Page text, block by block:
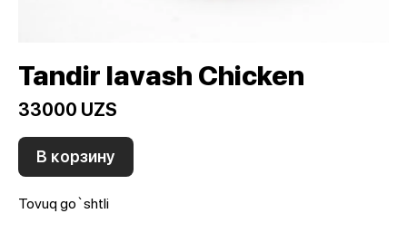
Tandir lavash Chicken
33000 UZS
В корзину
Tovuq go`shtli